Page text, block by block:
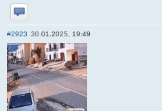
Отправить личное сообщение
#2923 30.01.2025, 19:49